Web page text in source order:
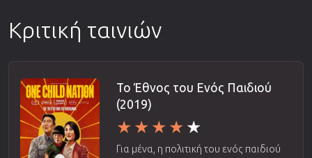
Κριτική ταινιών
Το Έθνος του Ενός Παιδιού
(2019)
Για μένα, η πολιτική του ενός παιδιού